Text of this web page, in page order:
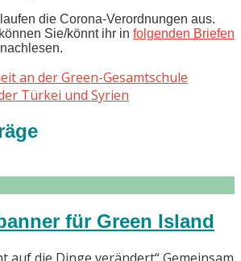
die Corona-Verordnungen aus.
Sie/könnt ihr in folgenden Briefen
nachlesen.
an der Green-Gesamtschule
Türkei und Syrien
für Green Island